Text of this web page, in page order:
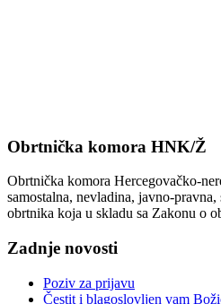
Obrtnička komora HNK/Ž
Obrtnička komora Hercegovačko-
samostalna, nevladina, javno-
obrtnika koja u skladu sa Zakonu o
Zadnje novosti
Poziv za prijavu
Čestit i blagoslovljen vam